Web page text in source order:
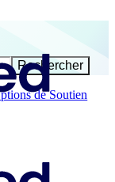
Rechercher
de Soutien